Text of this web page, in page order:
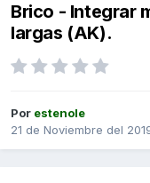
Brico - Integrar
largas (AK).
Por estenole
21 de Noviembre del